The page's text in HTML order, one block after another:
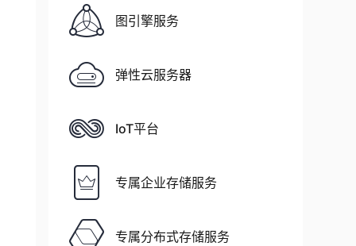
图引擎服务
弹性云服务器
IoT平台
专属企业存储服务
专属分布式存储服务